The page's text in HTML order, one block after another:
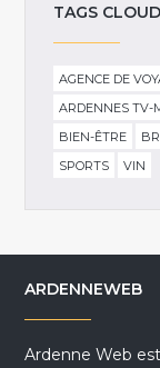
TAGS CLOUD
AGENCE DE
ARDENNES TV-
BIEN-ÊTRE
SPORTS
VIN
ARDENNEWEB
Ardenne Web